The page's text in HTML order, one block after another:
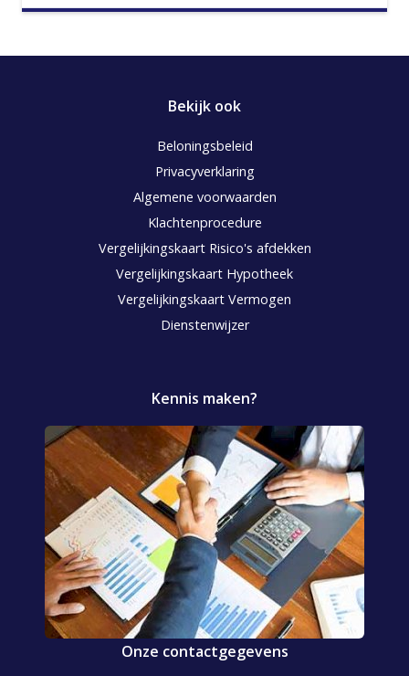
Bekijk ook
Beloningsbeleid
Privacyverklaring
Algemene voorwaarden
Klachtenprocedure
Vergelijkingskaart Risico's afdekken
Vergelijkingskaart Hypotheek
Vergelijkingskaart Vermogen
Dienstenwijzer
Kennis maken?
Onze contactgegevens